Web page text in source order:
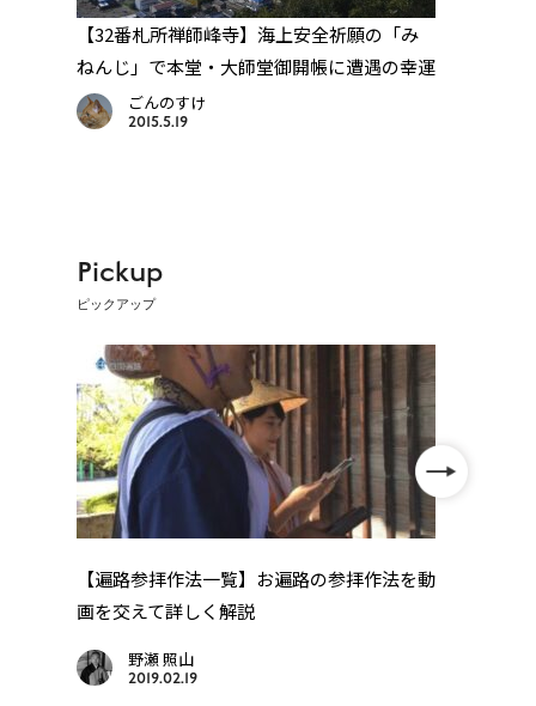
【32番札所禅師峰寺】海上安全祈願の「み
ねんじ」で本堂・大師堂御開帳に遭遇の幸運
ごんのすけ
2015.5.19
Pickup
ピックアップ
【遍路参拝作法一覧】お遍路の参拝作法を動
画を交えて詳しく解説
野瀬 照山
2019.02.19